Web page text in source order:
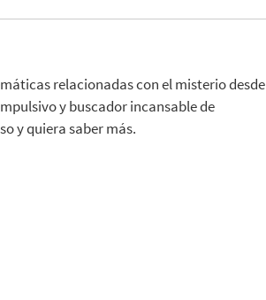
relacionadas con el misterio desde
y buscador incansable de
y quiera saber más.